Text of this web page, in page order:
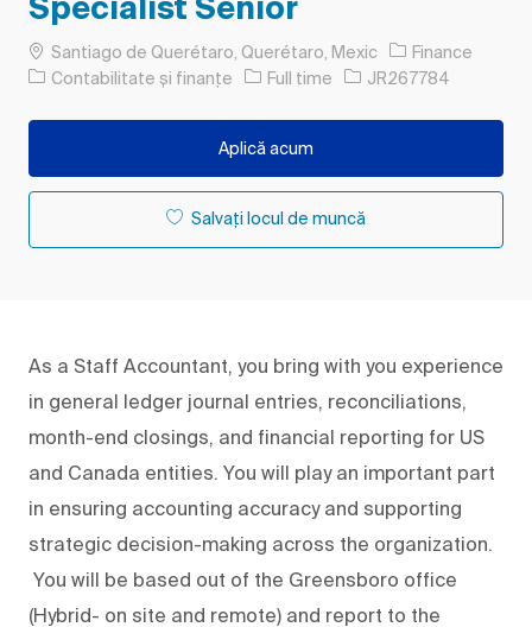
Specialist Senior
LocSantiago de Querétaro, Querétaro, Mexic
Finance
Categorie
Contabilitate și finanțe Tipul postului
Full time Job Id
JR267784
Aplică acum
Salvați locul de muncă
As a Staff Accountant, you bring with you experience
in general ledger journal entries, reconciliations,
month-end closings, and financial reporting for US
and Canada entities. You will play an important part
in ensuring accounting accuracy and supporting
strategic decision-making across the organization.
You will be based out of the Greensboro office
(Hybrid- on site and remote) and report to the